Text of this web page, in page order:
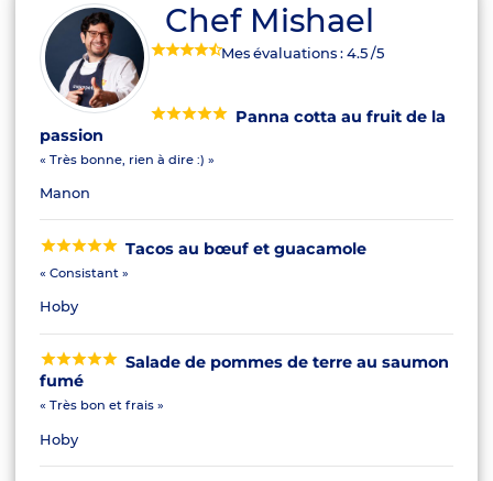
Chef Mishael
Mes évaluations :4.5/5
Panna cotta au fruit de la
passion
« Très bonne, rien à dire :) »
Manon
Tacos au bœuf et guacamole
« Consistant »
Hoby
Salade de pommes de terre au saumon
fumé
« Très bon et frais »
Hoby